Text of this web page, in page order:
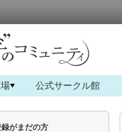
公式サークル館
がまだの方